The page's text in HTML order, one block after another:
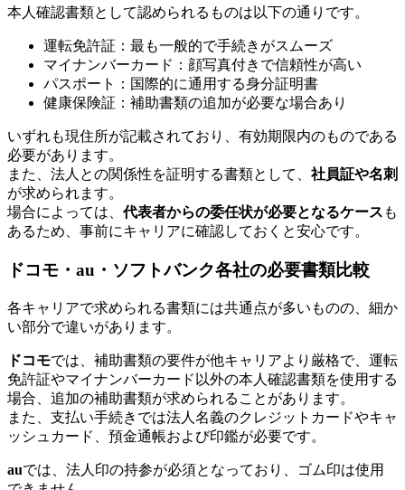
本人確認書類として認められるものは以下の通りです。
運転免許証：最も一般的で手続きがスムーズ
マイナンバーカード：顔写真付きで信頼性が高い
パスポート：国際的に通用する身分証明書
健康保険証：補助書類の追加が必要な場合あり
いずれも現住所が記載されており、有効期限内のものである
必要があります。
また、法人との関係性を証明する書類として、 社員証や名刺
が求められます。
場合によっては、代表者からの委任状が必要となるケース も
あるため、事前にキャリアに確認しておくと安心です。
ドコモ・au・ソフトバンク各社の必要書類比較
各キャリアで求められる書類には共通点が多いものの、細か
い部分で違いがあります。
ドコモでは、補助書類の要件が他キャリアより厳格で、運転
免許証やマイナンバーカード以外の本人確認書類を使用する
場合、追加の補助書類が求められることがあります。
また、支払い手続きでは法人名義のクレジットカードやキャ
ッシュカード、預金通帳および印鑑が必要です。
auでは、法人印の持参が必須となっており、ゴム印は使用